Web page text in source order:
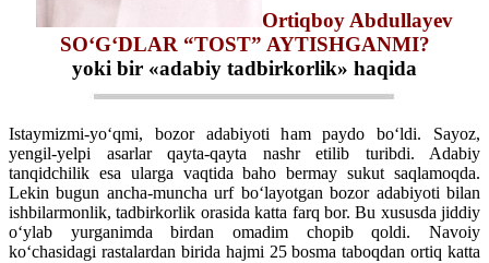
Ortiqboy Abdullayev
SO‘G‘DLAR “TOST” AYTISHGANMI?
yoki bir «adabiy tadbirkorlik» haqida
Istaymizmi-yo‘qmi, bozor adabiyoti ham paydo bo‘ldi. Sayoz,
yengil-yelpi asarlar qayta-qayta nashr etilib turibdi. Adabiy
tanqidchilik esa ularga vaqtida baho bermay sukut saqlamoqda.
Lekin bugun ancha-muncha urf bo‘layotgan bozor adabiyoti bilan
ishbilarmonlik, tadbirkorlik orasida katta farq bor. Bu xususda jiddiy
o‘ylab yurganimda birdan omadim chopib qoldi. Navoiy
ko‘chasidagi rastalardan birida hajmi 25 bosma taboqdan ortiq katta